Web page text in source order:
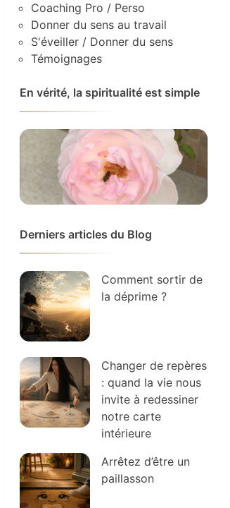
Coaching Pro / Perso
Donner du sens au travail
S'éveiller / Donner du sens
Témoignages
En vérité, la spiritualité est simple
Derniers articles du Blog
Comment sortir de
la déprime ?
Changer de repères
: quand la vie nous
invite à redessiner
notre carte
intérieure
Arrêtez d’être un
paillasson